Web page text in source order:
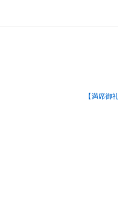
【満席御